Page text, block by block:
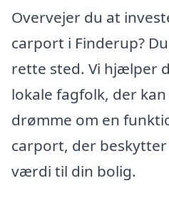
Overvejer du at
carport i Finderup?
rette sted. Vi hjælper
lokale fagfolk, der
drømme om en
carport, der
værdi til din bolig.